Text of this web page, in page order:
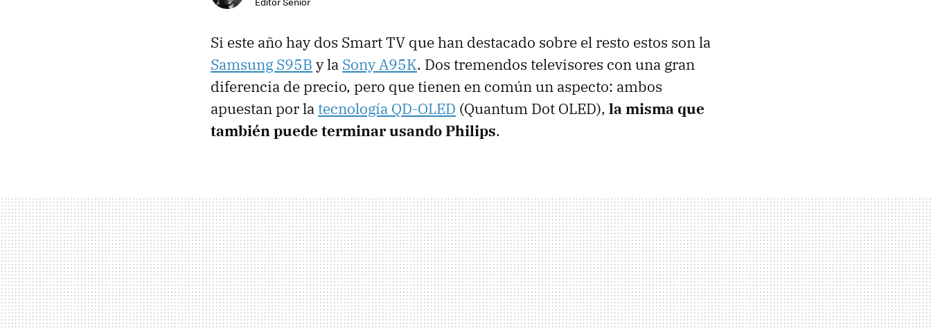
Si este año hay dos Smart TV que han destacado sobre el resto estos son la
Samsung S95B y la Sony A95K. Dos tremendos televisores con una gran
diferencia de precio, pero que tienen en común un aspecto: ambos
apuestan por la tecnología QD-OLED (Quantum Dot OLED), la misma que
también puede terminar usando Philips.